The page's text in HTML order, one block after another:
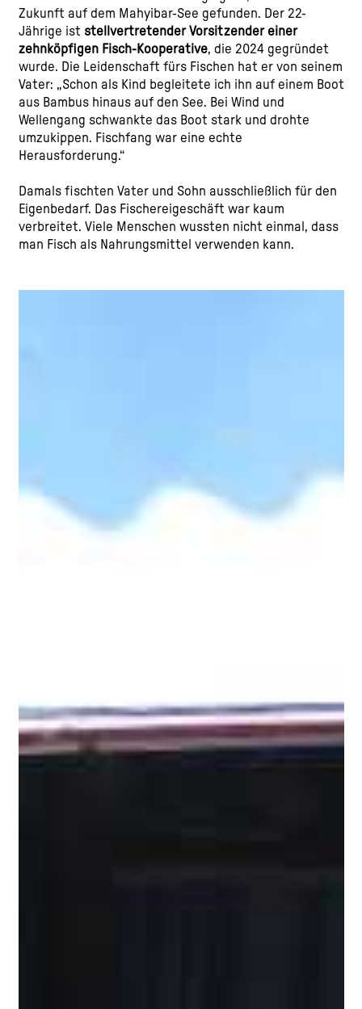
Zukunft auf dem Mahyibar-See gefunden. Der 22-
Jährige ist stellvertretender Vorsitzender einer
zehnköpfigen Fisch-Kooperative, die 2024 gegründet
wurde. Die Leidenschaft fürs Fischen hat er von seinem
Vater: „Schon als Kind begleitete ich ihn auf einem Boot
aus Bambus hinaus auf den See. Bei Wind und
Wellengang schwankte das Boot stark und drohte
umzukippen. Fischfang war eine echte
Herausforderung.“
Damals fischten Vater und Sohn ausschließlich für den
Eigenbedarf. Das Fischereigeschäft war kaum
verbreitet. Viele Menschen wussten nicht einmal, dass
man Fisch als Nahrungsmittel verwenden kann.